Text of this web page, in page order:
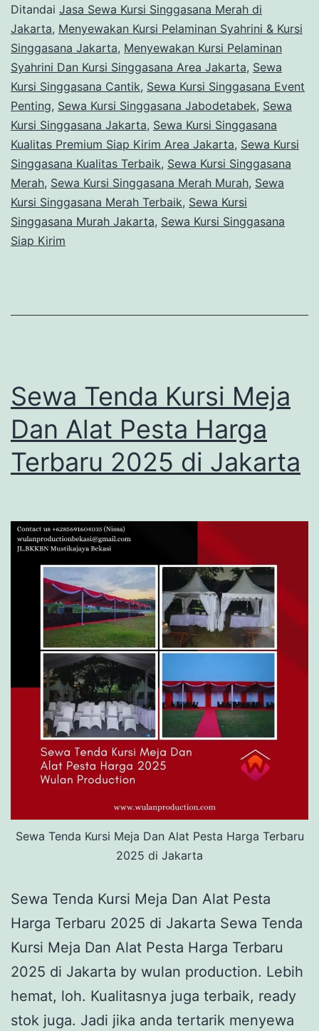
Jakarta
Ditandai Jasa Sewa Kursi Singgasana Merah di
Jakarta, Menyewakan Kursi Pelaminan Syahrini & Kursi
Singgasana Jakarta, Menyewakan Kursi Pelaminan
Syahrini Dan Kursi Singgasana Area Jakarta, Sewa
Kursi Singgasana Cantik, Sewa Kursi Singgasana Event
Penting, Sewa Kursi Singgasana Jabodetabek, Sewa
Kursi Singgasana Jakarta, Sewa Kursi Singgasana
Kualitas Premium Siap Kirim Area Jakarta, Sewa Kursi
Singgasana Kualitas Terbaik, Sewa Kursi Singgasana
Merah, Sewa Kursi Singgasana Merah Murah, Sewa
Kursi Singgasana Merah Terbaik, Sewa Kursi
Singgasana Murah Jakarta, Sewa Kursi Singgasana
Siap Kirim
Sewa Tenda Kursi Meja
Dan Alat Pesta Harga
Terbaru 2025 di Jakarta
Sewa Tenda Kursi Meja Dan Alat Pesta Harga Terbaru
2025 di Jakarta
Sewa Tenda Kursi Meja Dan Alat Pesta
Harga Terbaru 2025 di Jakarta Sewa Tenda
Kursi Meja Dan Alat Pesta Harga Terbaru
2025 di Jakarta by wulan production. Lebih
hemat, loh. Kualitasnya juga terbaik, ready
stok juga. Jadi jika anda tertarik menyewa